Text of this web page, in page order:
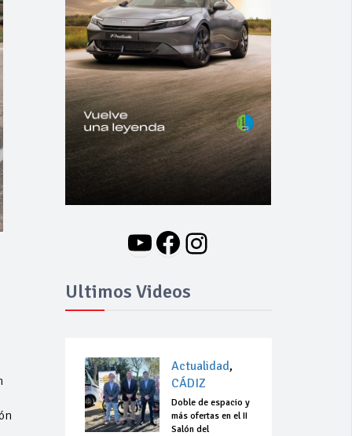
YouTube
Facebook
Instagram
Ultimos Videos
Actualidad,
CÁDIZ
Doble de espacio y
más ofertas en el II
Salón del